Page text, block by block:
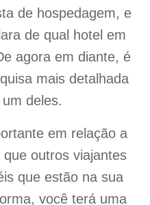
de hospedagem, e
de qual hotel em
agora em diante, é
mais detalhada
deles.
em relação a
outros viajantes
que estão na sua
você terá uma